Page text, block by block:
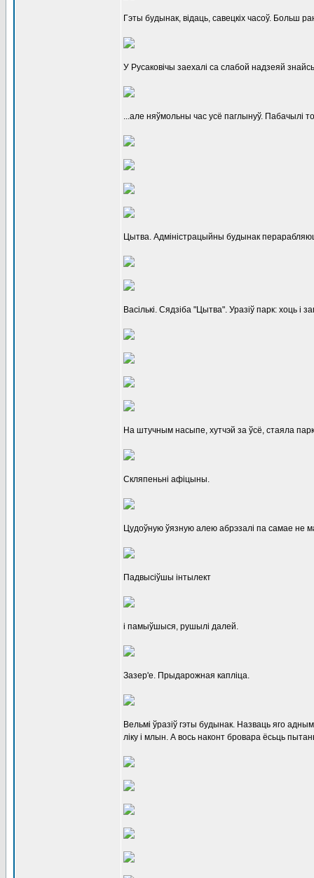
Гэты будынак, відаць, савецкіх часоў. Больш
У Русаковічы заехалі са слабой надзеяй
...але няўмольны час усё паглынуў. Пабачылі
Цытва. Адміністрацыйны будынак
Васількі. Сядзіба "Цытва". Уразіў парк: хоць
На штучным насыпе, хутчэй за ўсё, стаяла
Скляпеньні афіцыны.
Цудоўную ўязную алею абрэзалі па самае не
Падвысіўшы інтылект
і памыўшыся, рушылі далей.
Зазер'е. Прыдарожная капліца.
Вельмі ўразіў гэты будынак. Назваць яго
ліку і млын. А вось наконт бровара ёсьць